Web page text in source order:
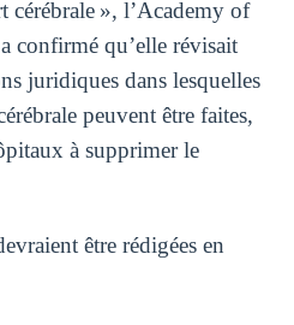
cérébrale », l’Academy of
confirmé qu’elle révisait
juridiques dans lesquelles
peuvent être faites,
à supprimer le
être rédigées en